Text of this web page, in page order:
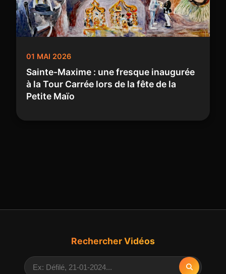
01 MAI 2026
Sainte-Maxime : une fresque inaugurée
à la Tour Carrée lors de la fête de la
Petite Maïo
Rechercher Vidéos